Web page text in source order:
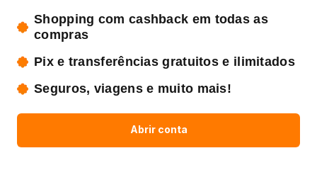
Shopping com cashback em todas as
compras
Pix e transferências gratuitos e ilimitados
Seguros, viagens e muito mais!
Abrir conta